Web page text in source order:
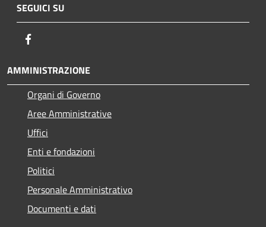
SEGUICI SU
AMMINISTRAZIONE
Organi di Governo
Aree Amministrative
Uffici
Enti e fondazioni
Politici
Personale Amministrativo
Documenti e dati